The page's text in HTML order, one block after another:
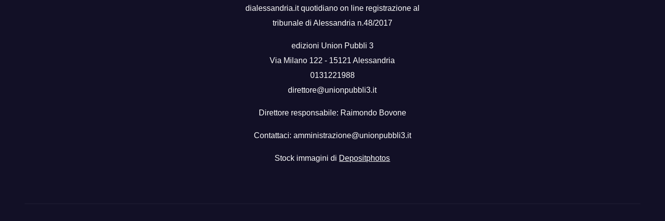
dialessandria.it quotidiano on line registrazione al
tribunale di Alessandria n.48/2017
edizioni Union Pubbli 3
Via Milano 122 - 15121 Alessandria
0131221988
direttore@unionpubbli3.it
Direttore responsabile: Raimondo Bovone
Contattaci: amministrazione@unionpubbli3.it
Stock immagini di Depositphotos